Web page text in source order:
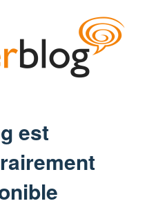
est